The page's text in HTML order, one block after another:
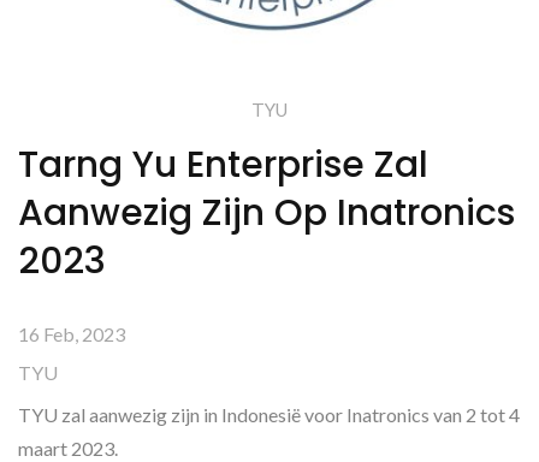
TYU
Tarng Yu Enterprise Zal
Aanwezig Zijn Op Inatronics
2023
16 Feb, 2023
TYU
TYU zal aanwezig zijn in Indonesië voor Inatronics van 2 tot 4
maart 2023.